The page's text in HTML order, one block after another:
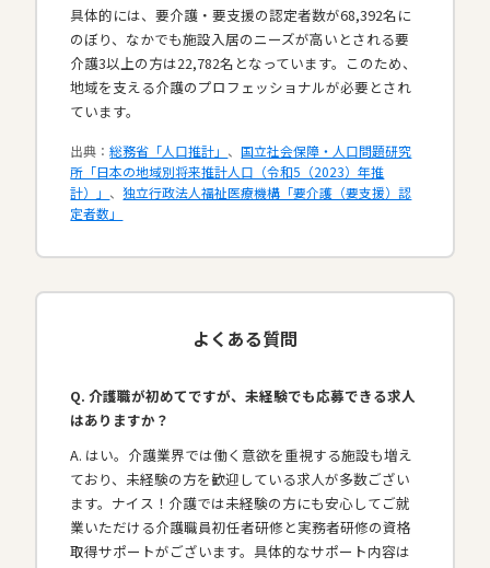
具体的には、要介護・要支援の認定者数が68,392名に
のぼり、なかでも施設入居のニーズが高いとされる要
介護3以上の方は22,782名となっています。このため、
地域を支える介護のプロフェッショナルが必要とされ
ています。​
出典：総務省「人口推計」 、国立社会保障・人口問題研究
所「日本の地域別将来推計人口（令和5（2023）年推
計）」 、独立行政法人福祉医療機構「要介護（要支援）認
定者数」
よくある質問
Q. 介護職が初めてですが、未経験でも応募できる求人
はありますか？
A. はい。介護業界では働く意欲を重視する施設も増え
ており、未経験の方を歓迎している求人が多数ござい
ます。ナイス！介護では未経験の方にも安心してご就
業いただける介護職員初任者研修と実務者研修の資格
取得サポートがございます。具体的なサポート内容は